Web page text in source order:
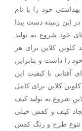
بهداشتی خود را با نام
این زمینه دست پیدا
خود شروع به تولید
کلوین کلاین برای هر
داشت و بنابراین
آفتابی با کیفیت این
کلاین برای کامل
شروع به تولید کیف
کیف و کفش خیلی
تنوع طرح و رنگ کفش